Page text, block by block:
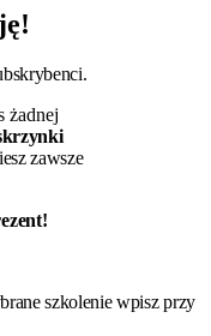
żadnej
zawsze
szkolenie wpisz przy